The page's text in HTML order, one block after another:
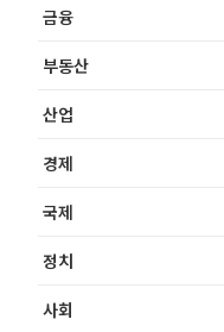
금융
부동산
산업
경제
국제
정치
사회